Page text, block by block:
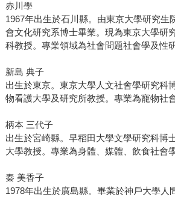
赤川學
1967年出生於石川縣。由東京大學研究生
會文化研究系博士畢業。現為東京大學研
科教授。專業領域為社會問題社會學及性研
新島 典子
出生於東京。東京大學人文社會學研究科
物看護大學及研究所教授。專業為寵物社
柄本 三代子
出生於宮崎縣。早稻田大學文學研究科博
大學教授。專業為身體、媒體、飲食社會學
秦 美香子
1978年出生於廣島縣。畢業於神戶大學人